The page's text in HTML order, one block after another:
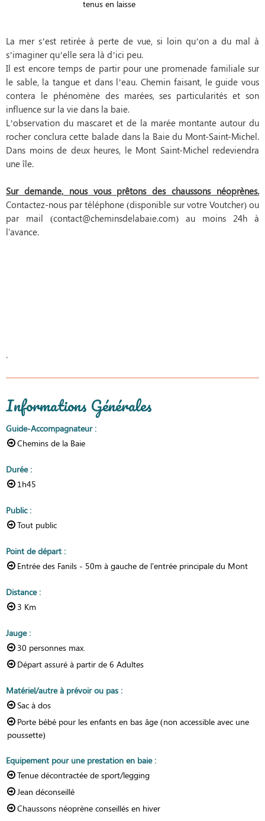
tenus en laisse
La mer s’est retirée à perte de vue, si loin qu’on a du mal à
s’imaginer qu’elle sera là d’ici peu.
Il est encore temps de partir pour une promenade familiale sur
le sable, la tangue et dans l’eau. Chemin faisant, le guide vous
contera le phénomène des marées, ses particularités et son
influence sur la vie dans la baie.
L’observation du mascaret et de la marée montante autour du
rocher conclura cette balade dans la Baie du Mont-Saint-Michel.
Dans moins de deux heures, le Mont Saint-Michel redeviendra
une île.
Sur demande, nous vous prêtons des chaussons néoprènes.
Contactez-nous par téléphone (disponible sur votre Voutcher) ou
par mail (contact@cheminsdelabaie.com) au moins 24h à
l'avance.
.
Informations Générales
Guide-Accompagnateur:
Chemins de la Baie
Durée:
1h45
Public:
Tout public
Point de départ :
Entrée des Fanils - 50m à gauche de l'entrée principale du Mont
Distance:
3 Km
Jauge:
30 personnes max.
Départ assuré à partir de 6 Adultes
Matériel/autre à prévoir ou pas :
Sac à dos
Porte bébé pour les enfants en bas âge (non accessible avec une
poussette)
Equipement pour une prestation en baie:
Tenue décontractée de sport/legging
Jean déconseillé
Chaussons néoprène conseillés en hiver